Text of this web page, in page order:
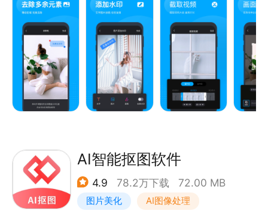
联系我们：
邮箱：contractor2020@163.com
支持功能：
-【视频去水印】：只需要导入视频到app，框选出你
要去除的水印部位，点击完成就能消除水印
-【视频加水印】：给自己的视频加上专属的logo标
志，多种样式想怎么加就怎么加
-【图片去水印】：只需要导入图片到app，框选出你
款式的水印，任君挑选
-【修改封面】：修改视频的封面，还可以从你的相册
里选择照片作为封面
-【视频剪辑】：可对视频文件进行裁剪、画面裁切、
AI智能抠图软件
4.9 78.2万下载 72.00 MB
图片美化 AI图像处理